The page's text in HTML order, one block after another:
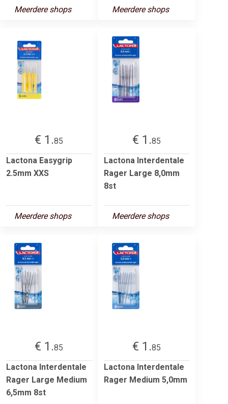
Meerdere shops Meerdere shops
€ 1.85
Lactona Easygrip
2.5mm XXS
Meerdere shops
€ 1.85
Lactona Interdentale
Rager Large 8,0mm
8st
Meerdere shops
€ 1.85
Lactona Interdentale
Rager Large Medium
6,5mm 8st
€ 1.85
Lactona Interdentale
Rager Medium 5,0mm